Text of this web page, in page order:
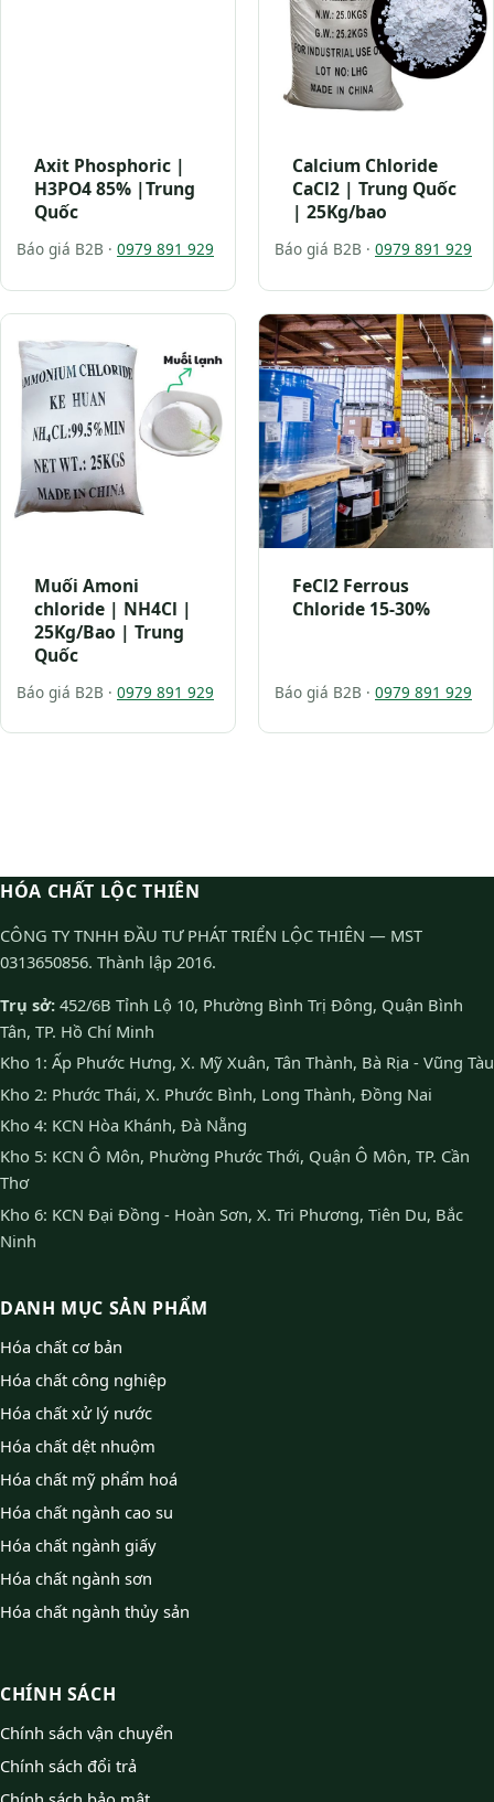
Axit Phosphoric |
H3PO4 85% |Trung
Quốc
Báo giá B2B · 0979 891 929
Calcium Chloride
CaCl2 | Trung Quốc
| 25Kg/bao
Báo giá B2B · 0979 891 929
Muối Amoni
chloride | NH4Cl |
25Kg/Bao | Trung
Quốc
Báo giá B2B · 0979 891 929
FeCl2 Ferrous
Chloride 15-30%
Báo giá B2B · 0979 891 929
HÓA CHẤT LỘC THIÊN
CÔNG TY TNHH ĐẦU TƯ PHÁT TRIỂN LỘC THIÊN — MST
0313650856. Thành lập 2016.
Trụ sở: 452/6B Tỉnh Lộ 10, Phường Bình Trị Đông, Quận Bình
Tân, TP. Hồ Chí Minh
Kho 1: Ấp Phước Hưng, X. Mỹ Xuân, Tân Thành, Bà Rịa - Vũng Tàu
Kho 2: Phước Thái, X. Phước Bình, Long Thành, Đồng Nai
Kho 4: KCN Hòa Khánh, Đà Nẵng
Kho 5: KCN Ô Môn, Phường Phước Thới, Quận Ô Môn, TP. Cần
Thơ
Kho 6: KCN Đại Đồng - Hoàn Sơn, X. Tri Phương, Tiên Du, Bắc
Ninh
DANH MỤC SẢN PHẨM
Hóa chất cơ bản
Hóa chất công nghiệp
Hóa chất xử lý nước
Hóa chất dệt nhuộm
Hóa chất mỹ phẩm hoá
Hóa chất ngành cao su
Hóa chất ngành giấy
Hóa chất ngành sơn
Hóa chất ngành thủy sản
CHÍNH SÁCH
Chính sách vận chuyển
Chính sách đổi trả